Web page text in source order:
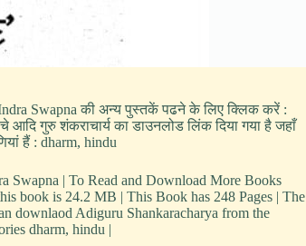
Swapna की अन्य पुस्तकें पढने के लिए क्लिक करें :
गुरु शंकराचार्य का डाउनलोड लिंक दिया गया है जहाँ
हैं : dharm, hindu
Swapna | To Read and Download More Books
book is 24.2 MB | This Book has 248 Pages | The
downlaod Adiguru Shankaracharya from the
dharm, hindu |